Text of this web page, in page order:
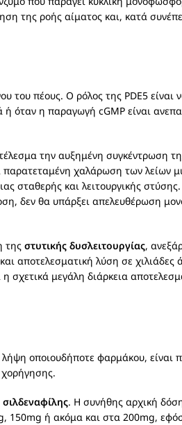
της ροής αίματος και, κατά
του πέους. Ο ρόλος της PDE5 είναι
ή όταν η παραγωγή cGMP είναι
την αυξημένη συγκέντρωση
παρατεταμένη χαλάρωση των λείων
σταθερής και λειτουργικής
δεν θα υπάρξει απελευθέρωση
της στυτικής δυσλειτουργίας,
αποτελεσματική λύση σε χιλιάδες
μεγάλη διάρκεια
οποιουδήποτε φαρμάκου, είναι
χορήγησης.
σιλδεναφίλης. Η συνήθης αρχική
150mg ή ακόμα και στα 200mg,